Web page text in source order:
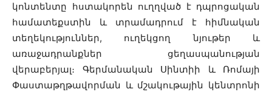
կոնտենտը հստակորեն ուղղված է դպրոցական
համատեքստին և տրամադրում է հիմնական
տեղեկություններ, ուղեկցող նյութեր և
առաջադրանքներ ցեղասպանության
վերաբերյալ։ Գերմանական Սինտիի և Ռոմայի
Փաստաթղթավորման և մշակութային կենտրոնի